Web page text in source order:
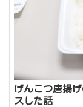
げんこつ唐揚
スした話